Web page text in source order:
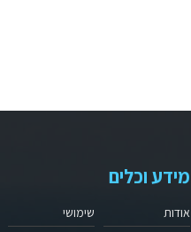
מידע וכלים
אודות
שימושי